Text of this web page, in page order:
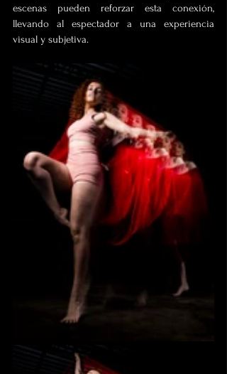
escenas pueden reforzar esta conexión,
llevando al espectador a una experiencia
visual y subjetiva.